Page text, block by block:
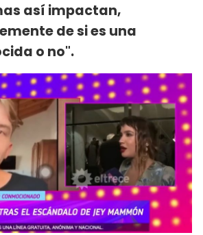
así impactan,
de si es una
o no".